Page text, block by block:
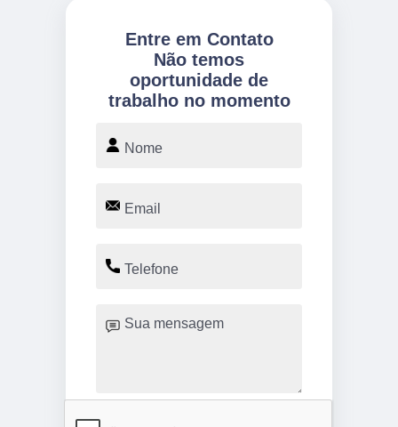
Entre em Contato
Não temos
oportunidade de
trabalho no momento